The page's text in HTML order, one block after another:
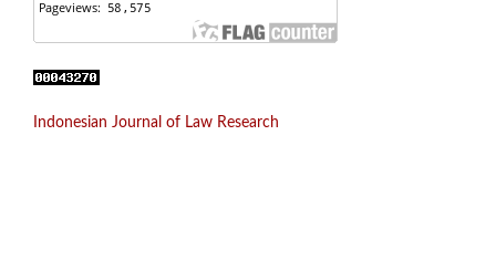
Indonesian Journal of Law Research